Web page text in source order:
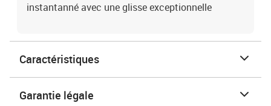
instantanné avec une glisse exceptionnelle
Caractéristiques
Garantie légale